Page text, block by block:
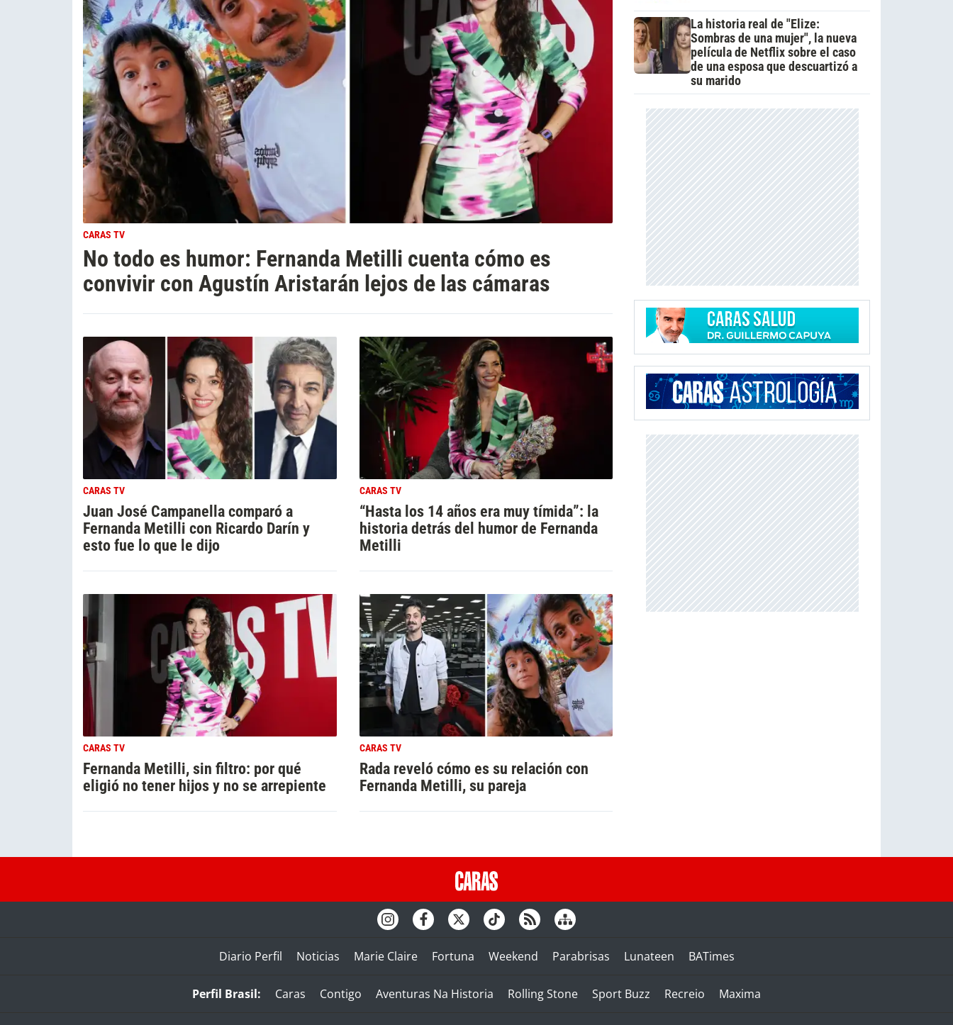
CARAS TV
No todo es humor: Fernanda Metilli cuenta cómo es
convivir con Agustín Aristarán lejos de las cámaras
CARAS TV
Juan José Campanella comparó a
Fernanda Metilli con Ricardo Darín y
esto fue lo que le dijo
CARAS TV
“Hasta los 14 años era muy tímida”: la
historia detrás del humor de Fernanda
Metilli
CARAS TV
Fernanda Metilli, sin filtro: por qué
eligió no tener hijos y no se arrepiente
CARAS TV
Rada reveló cómo es su relación con
Fernanda Metilli, su pareja
La historia real de "Elize:
Sombras de una mujer", la nueva
película de Netflix sobre el caso
de una esposa que descuartizó a
su marido
Diario Perfil Noticias Marie Claire Fortuna Weekend Parabrisas Lunateen BATimes
Perfil Brasil: Caras Contigo Aventuras Na Historia Rolling Stone Sport Buzz Recreio Maxima